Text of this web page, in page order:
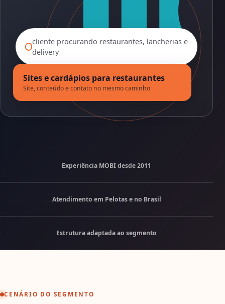
cliente procurando restaurantes, lancherias e
delivery
Sites e cardápios para restaurantes
Site, conteúdo e contato no mesmo caminho
Experiência MOBI desde 2011
Atendimento em Pelotas e no Brasil
Estrutura adaptada ao segmento
CENÁRIO DO SEGMENTO